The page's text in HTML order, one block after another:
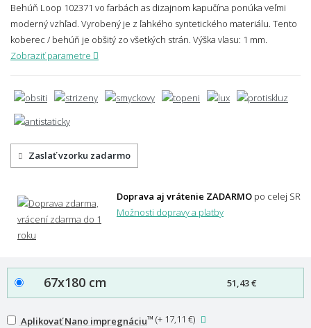
Behúň Loop 102371 vo farbách as dizajnom kapučína ponúka veľmi
moderný vzhľad. Vyrobený je z ľahkého syntetického materiálu. Tento
koberec / behúň je obšitý zo všetkých strán. Výška vlasu: 1 mm.
Zobraziť parametre
Zaslať vzorku zadarmo
Doprava aj vrátenie ZADARMO po celej SR
Možnosti dopravy a platby
67x180 cm 51,43 €
Aplikovať Nano impregnáciu™ (+ 17,11 €)